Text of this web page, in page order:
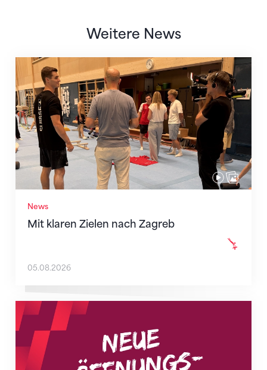
Weitere News
News
Mit klaren Zielen nach Zagreb
Mit klaren Zielen nach Zagreb
05.08.2026
Neue Empfangszeiten ab 1. August 2026